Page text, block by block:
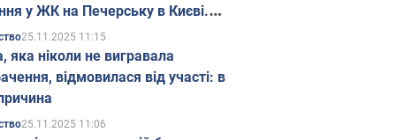
у ЖК на Печерську в Києві.
25.11.2025 11:15
яка ніколи не вигравала
відмовилася від участі: в
25.11.2025 11:06